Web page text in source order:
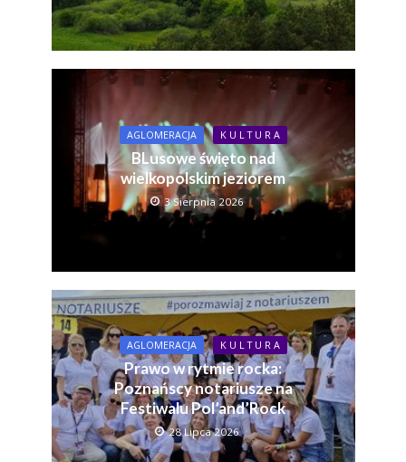
AGLOMERACJA K U L T U R A
BLusowe święto nad
wielkopolskim jeziorem
3 Sierpnia 2026
AGLOMERACJA K U L T U R A
Prawo w rytmie rocka:
Poznańscy notariusze na
Festiwalu Pol’and’Rock
28 Lipca 2026